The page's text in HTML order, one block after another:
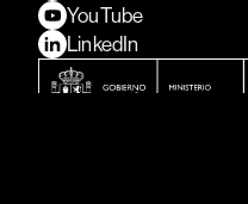
YouTube
LinkedIn